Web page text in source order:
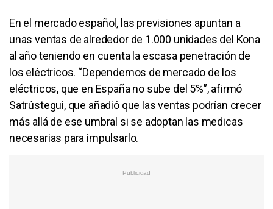
En el mercado español, las previsiones apuntan a
unas ventas de alrededor de 1.000 unidades del Kona
al año teniendo en cuenta la escasa penetración de
los eléctricos. “Dependemos de mercado de los
eléctricos, que en España no sube del 5%”, afirmó
Satrústegui, que añadió que las ventas podrían crecer
más allá de ese umbral si se adoptan las medicas
necesarias para impulsarlo.